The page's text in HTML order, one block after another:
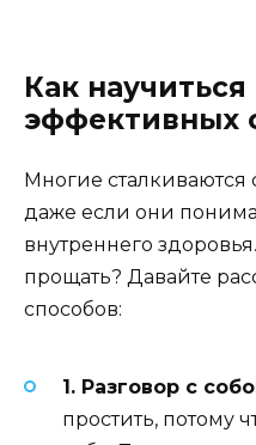
Как
эффективных
Многие
даже если они
внутреннего
прощать? Давайте
способов:
1. Разговор с
простить, потому